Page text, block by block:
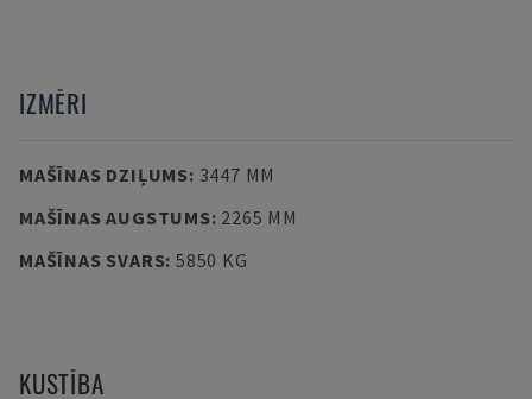
IZMĒRI
MAŠĪNAS DZIĻUMS: 3447 MM
MAŠĪNAS AUGSTUMS: 2265 MM
MAŠĪNAS SVARS: 5850 KG
KUSTĪBA